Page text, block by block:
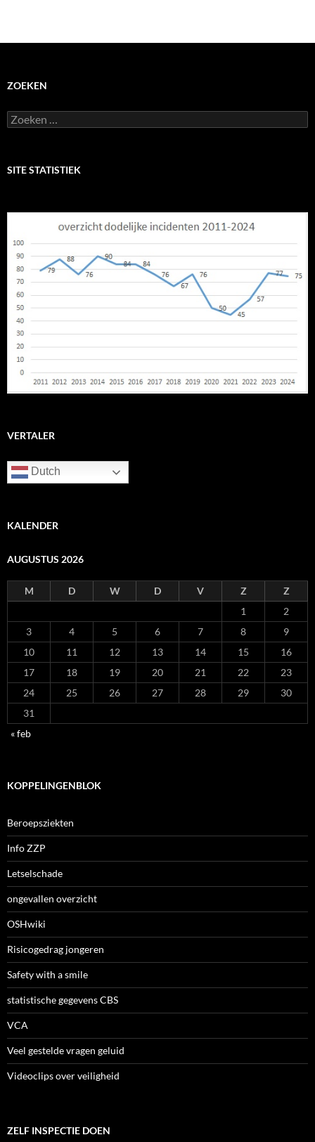
ZOEKEN
Zoeken
naar:
SITE STATISTIEK
VERTALER
Dutch
KALENDER
AUGUSTUS 2026
M D W D V Z
Z
1
2
3
4 5 6 7 8
9
10
11 12 13 14 15
16
17
18 19 20 21 22
23
24
25 26 27 28 29
30
31
« feb
KOPPELINGENBLOK
Beroepsziekten
Info ZZP
Letselschade
ongevallen overzicht
OSHwiki
Risicogedrag jongeren
Safety with a smile
statistische gegevens CBS
VCA
Veel gestelde vragen geluid
Videoclips over veiligheid
ZELF INSPECTIE DOEN